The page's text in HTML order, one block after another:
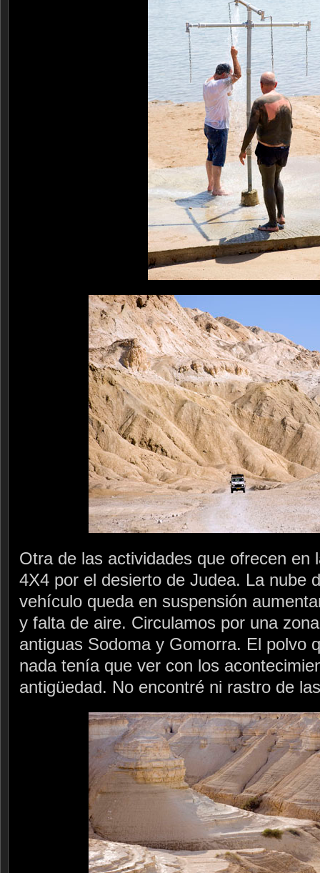
Otra de las actividades que ofrecen en
4X4 por el desierto de Judea. La nube
vehículo queda en suspensión
y falta de aire. Circulamos por una
antiguas Sodoma y Gomorra. El polvo
nada tenía que ver con los
antigüedad. No encontré ni rastro de